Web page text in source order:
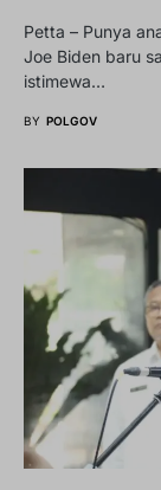
Petta – Punya
Joe Biden baru
istimewa…
BY POLGOV